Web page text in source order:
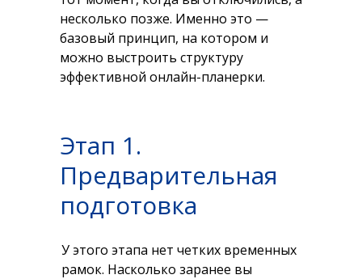
несколько позже. Именно это —
базовый принцип, на котором и
можно выстроить структуру
эффективной онлайн-планерки.
Этап 1.
Предварительная
подготовка
У этого этапа нет четких временных
рамок. Насколько заранее вы